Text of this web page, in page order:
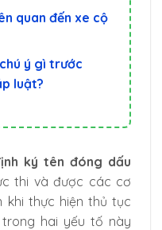
quan đến xe cộ
ý gì trước
luật?
ký tên đóng dấu
thi và được các cơ
khi thực hiện thủ tục
trong hai yếu tố này